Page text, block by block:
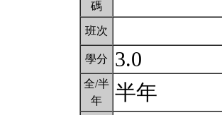
碼
班次
學分 3.0
全/半
年
半年